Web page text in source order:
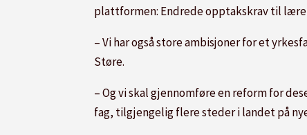
plattformen: Endrede opptakskrav til
– Vi har også store ambisjoner for et
Støre.
– Og vi skal gjennomføre en reform for
fag, tilgjengelig flere steder i landet på